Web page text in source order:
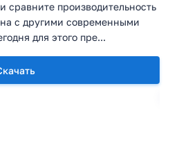
сравните производительность
с другими современными
для этого пре...